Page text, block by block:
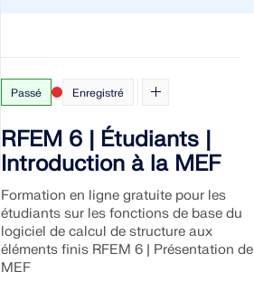
Passé Enregistré
RFEM 6 | Étudiants |
Introduction à la MEF
Formation en ligne gratuite pour les
étudiants sur les fonctions de base du
logiciel de calcul de structure aux
éléments finis RFEM 6 | Présentation
MEF